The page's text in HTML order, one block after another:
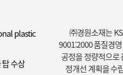
plastic
수상
㈜경원소재는
9001:2000 품질경
공정을 정량적으로
정개선 계획을 수